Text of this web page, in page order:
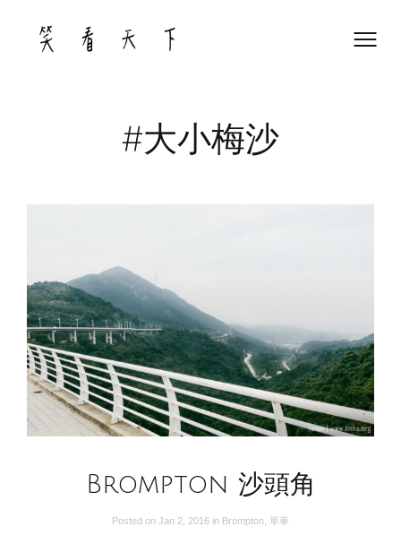
content
#大小梅沙
Brompton 沙頭角
Posted on Jan 2, 2016 in Brompton 單車